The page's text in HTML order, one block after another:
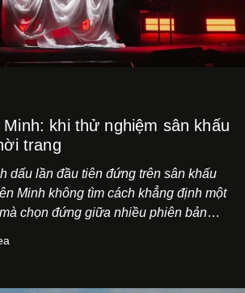
khi thử nghiệm sân khấu
trang
dấu lần đầu tiên đứng trên sân khấu
Minh không tìm cách khẳng định một
chọn đứng giữa nhiều phiên bản
một cách "take the risk" khác, ngoài